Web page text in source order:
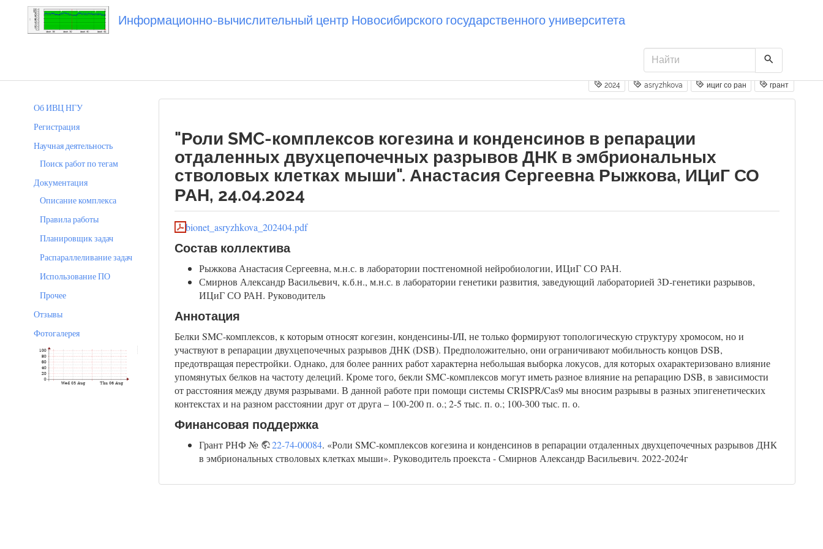
Информационно-вычислительный центр Новосибирского государственного университета
2024 asryzhkova ициг со ран грант
Об ИВЦ НГУ
Регистрация
Научная деятельность
Поиск работ по тегам
Документация
Описание комплекса
Правила работы
Планировщик задач
Распараллеливание задач
Использование ПО
Прочее
Отзывы
Фотогалерея
"Роли SMC-комплексов когезина и конденсинов в репарации
отдаленных двухцепочечных разрывов ДНК в эмбриональных
стволовых клетках мыши". Анастасия Сергеевна Рыжкова, ИЦиГ СО
РАН, 24.04.2024
bionet_asryzhkova_202404.pdf
Состав коллектива
Рыжкова Анастасия Сергеевна, м.н.с. в лаборатории постгеномной нейробиологии, ИЦиГ СО РАН.
Смирнов Александр Васильевич, к.б.н., м.н.с. в лаборатории генетики развития, заведующий лабораторией 3D-генетики разрывов,
ИЦиГ СО РАН. Руководитель
Аннотация
Белки SMC-комплексов, к которым относят когезин, конденсины-I/II, не только формируют топологическую структуру хромосом, но и
участвуют в репарации двухцепочечных разрывов ДНК (DSB). Предположительно, они ограничивают мобильность концов DSB,
предотвращая перестройки. Однако, для более ранних работ характерна небольшая выборка локусов, для которых охарактеризовано влияние
упомянутых белков на частоту делеций. Кроме того, бекли SMC-комплексов могут иметь разное влияние на репарацию DSB, в зависимости
от расстояния между двумя разрывами. В данной работе при помощи системы CRISPR/Cas9 мы вносим разрывы в разных эпигенетических
контекстах и на разном расстоянии друг от друга – 100-200 п. о.; 2-5 тыс. п. о.; 100-300 тыс. п. о.
Финансовая поддержка
Грант РНФ № 22-74-00084. «Роли SMC-комплексов когезина и конденсинов в репарации отдаленных двухцепочечных разрывов ДНК
в эмбриональных стволовых клетках мыши». Руководитель проекста - Смирнов Александр Васильевич. 2022-2024г